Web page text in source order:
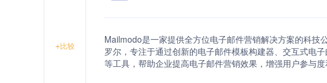
+比较
Mailmodo是一家提供全方位电子邮件营销解决方案的科技
罗尔，专注于通过创新的电子邮件模板构建器、交互式电
等工具，帮助企业提高电子邮件营销效果，增强用户参与